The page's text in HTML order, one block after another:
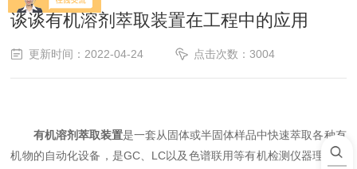
谈谈有机溶剂萃取装置在工程中的应用
更新时间：2022-04-24 点击次数：3004
有机溶剂萃取装置是一套从固体或半固体样品中快速萃取各种有
机物的自动化设备，是GC、LC以及色谱联用等有机检测仪器理想的